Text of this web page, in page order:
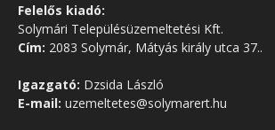
Felelős kiadó:
Solymári Településüzemeltetési Kft.
Cím: 2083 Solymár, Mátyás király utca 37..
Igazgató: Dzsida László
E-mail: uzemeltetes@solymarert.hu